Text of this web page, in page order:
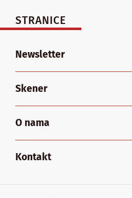
STRANICE
Newsletter
Skener
O nama
Kontakt